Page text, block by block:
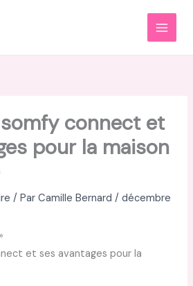
MAIN
connect et
pour la maison
/ ParCamille Bernard/décembre
et ses avantages pour la